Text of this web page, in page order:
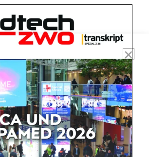
|transkript-Newsletter
aktuell informiert.